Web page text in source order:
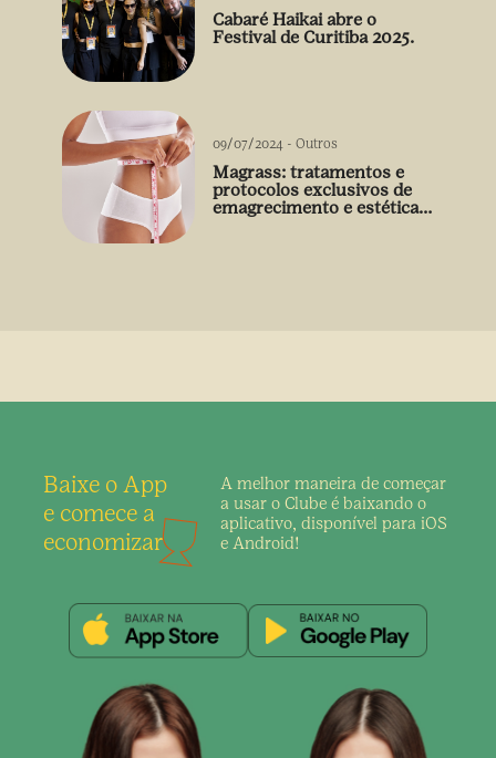
Cabaré Haikai abre o
Festival de Curitiba 2025.
09/07/2024 - Outros
Magrass: tratamentos e
protocolos exclusivos de
emagrecimento e estética
Baixe o App
e comece a
economizar
A melhor maneira de começar
a usar o Clube é baixando o
aplicativo, disponível para iOS
e Android!